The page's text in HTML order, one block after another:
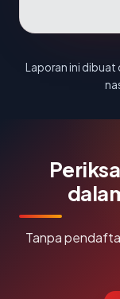
Laporan ini dibuat
Tanpa